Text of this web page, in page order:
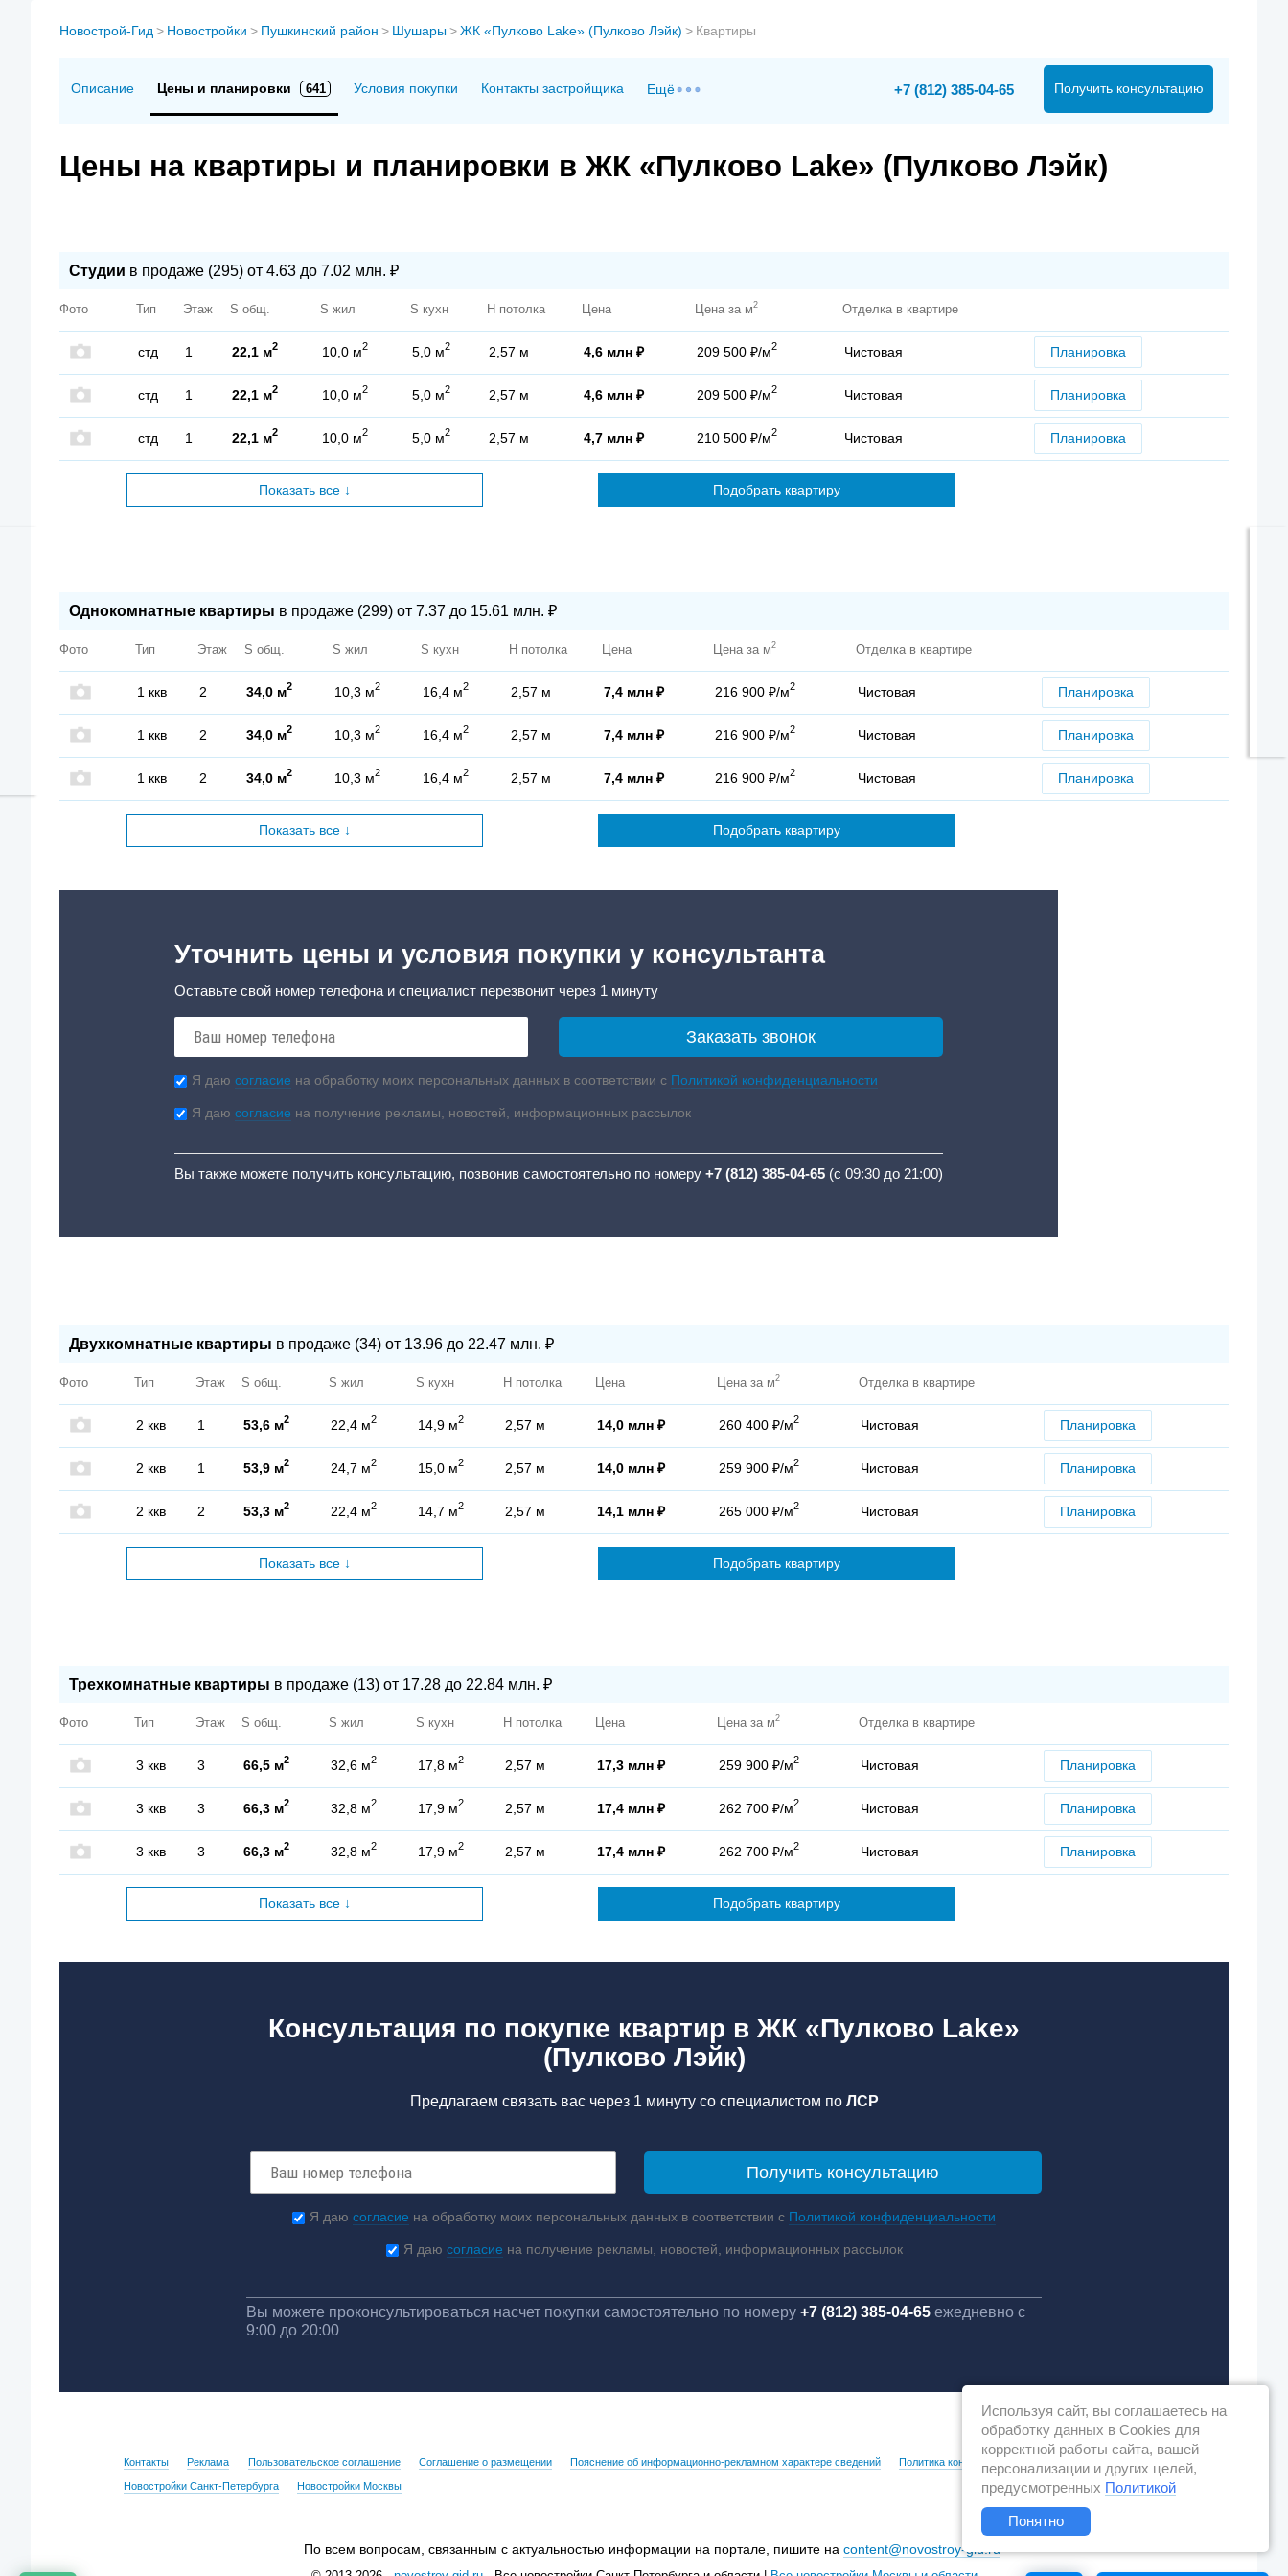
Новострой-Гид > Новостройки > Пушкинский район > Шушары>ЖК «Пулково Lake» (Пулково Лэйк) > Квартиры
Описание Цены и планировки 641 Условия покупки Контакты застройщика Ещё Получить консультацию
+7 (812) 385-04-65
Цены на квартиры и планировки в ЖК «Пулково Lake» (Пулково Лэйк)
Студии в продаже (295) от 4.63 до 7.02 млн. ₽
Фото Тип Этаж S общ. S жил S кухн H потолка Цена Цена за м2 Отделка в квартире
стд 1 22,1 м2 10,0 м2 5,0 м2 2,57 м 4,6 млн ₽ 209 500 ₽/м2 Чистовая Планировка
стд 1 22,1 м2 10,0 м2 5,0 м2 2,57 м 4,6 млн ₽ 209 500 ₽/м2 Чистовая Планировка
стд 1 22,1 м2 10,0 м2 5,0 м2 2,57 м 4,7 млн ₽ 210 500 ₽/м2 Чистовая Планировка
Показать все ↓ Подобрать квартиру
Однокомнатные квартиры в продаже (299) от 7.37 до 15.61 млн. ₽
Фото Тип Этаж S общ. S жил S кухн H потолка Цена Цена за м2 Отделка в квартире
1 ккв 2 34,0 м2 10,3 м2 16,4 м2 2,57 м 7,4 млн ₽ 216 900 ₽/м2 Чистовая Планировка
1 ккв 2 34,0 м2 10,3 м2 16,4 м2 2,57 м 7,4 млн ₽ 216 900 ₽/м2 Чистовая Планировка
1 ккв 2 34,0 м2 10,3 м2 16,4 м2 2,57 м 7,4 млн ₽ 216 900 ₽/м2 Чистовая Планировка
Показать все ↓ Подобрать квартиру
Уточнить цены и условия покупки у консультанта
Оставьте свой номер телефона и специалист перезвонит через 1 минуту
Я даю согласие на обработку моих персональных данных в соответствии с Политикой конфиденциальности
Я даю согласие на получение рекламы, новостей, информационных рассылок
Вы также можете получить консультацию, позвонив самостоятельно по номеру +7 (812) 385-04-65 (с 09:30 до 21:00)
Двухкомнатные квартиры в продаже (34) от 13.96 до 22.47 млн. ₽
Фото Тип Этаж S общ. S жил S кухн H потолка Цена Цена за м2 Отделка в квартире
2 ккв 1 53,6 м2 22,4 м2 14,9 м2 2,57 м 14,0 млн ₽ 260 400 ₽/м2 Чистовая Планировка
2 ккв 1 53,9 м2 24,7 м2 15,0 м2 2,57 м 14,0 млн ₽ 259 900 ₽/м2 Чистовая Планировка
2 ккв 2 53,3 м2 22,4 м2 14,7 м2 2,57 м 14,1 млн ₽ 265 000 ₽/м2 Чистовая Планировка
Показать все ↓ Подобрать квартиру
Трехкомнатные квартиры в продаже (13) от 17.28 до 22.84 млн. ₽
Фото Тип Этаж S общ. S жил S кухн H потолка Цена Цена за м2 Отделка в квартире
3 ккв 3 66,5 м2 32,6 м2 17,8 м2 2,57 м 17,3 млн ₽ 259 900 ₽/м2 Чистовая Планировка
3 ккв 3 66,3 м2 32,8 м2 17,9 м2 2,57 м 17,4 млн ₽ 262 700 ₽/м2 Чистовая Планировка
3 ккв 3 66,3 м2 32,8 м2 17,9 м2 2,57 м 17,4 млн ₽ 262 700 ₽/м2 Чистовая Планировка
Показать все ↓ Подобрать квартиру
Консультация по покупке квартир в ЖК «Пулково Lake»
(Пулково Лэйк)
Предлагаем связать вас через 1 минуту со специалистом по ЛСР
Я даю согласие на обработку моих персональных данных в соответствии с Политикой конфиденциальности
Я даю согласие на получение рекламы, новостей, информационных рассылок
Вы можете проконсультироваться насчет покупки самостоятельно по номеру+7 (812) 385-04-65 ежедневно с
9:00 до 20:00
Контакты Реклама Пользовательское соглашение Соглашение о размещении Пояснение об информационно-рекламном характере сведений Политика конфиденциальности
Новостройки Санкт-Петербурга Новостройки Москвы
По всем вопросам, связанным с актуальностью информации на портале, пишите на content@novostroy-gid.ru
Используя сайт, вы соглашаетесь на
обработку данных в Cookies для
корректной работы сайта, вашей
персонализации и других целей,
предусмотренных Политикой
Понятно